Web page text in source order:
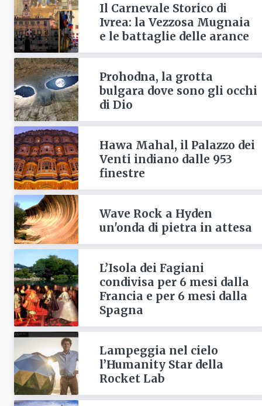
Il Carnevale Storico di
Ivrea: la Vezzosa Mugnaia
e le battaglie delle arance
Prohodna, la grotta
bulgara dove sono gli occhi
di Dio
Hawa Mahal, il Palazzo dei
Venti indiano dalle 953
finestre
Wave Rock a Hyden
un'onda di pietra in attesa
L’Isola dei Fagiani
condivisa per 6 mesi dalla
Francia e per 6 mesi dalla
Spagna
Lampeggia nel cielo
l’Humanity Star della
Rocket Lab